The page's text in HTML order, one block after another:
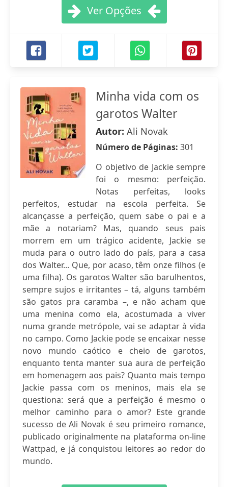
Ver Opções
Minha vida com os
garotos Walter
Autor: Ali Novak
Número de Páginas: 301
O objetivo de Jackie sempre
foi o mesmo: perfeição.
Notas perfeitas, looks
perfeitos, estudar na escola perfeita. Se
alcançasse a perfeição, quem sabe o pai e a
mãe a notariam? Mas, quando seus pais
morrem em um trágico acidente, Jackie se
muda para o outro lado do país, para a casa
dos Walter... Que, por acaso, têm onze filhos (e
uma filha). Os garotos Walter são barulhentos,
sempre sujos e irritantes – tá, alguns também
são gatos pra caramba –, e não acham que
uma menina como ela, acostumada a viver
numa grande metrópole, vai se adaptar à vida
no campo. Como Jackie pode se encaixar nesse
novo mundo caótico e cheio de garotos,
enquanto tenta manter sua aura de perfeição
em homenagem aos pais? Quanto mais tempo
Jackie passa com os meninos, mais ela se
questiona: será que a perfeição é mesmo o
melhor caminho para o amor? Este grande
sucesso de Ali Novak é seu primeiro romance,
publicado originalmente na plataforma on-line
Wattpad, e já conquistou leitores ao redor do
mundo.